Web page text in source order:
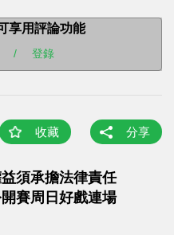
享用評論功能
/ 登錄
收藏 分享
須承擔法律責任
賽周日好戲連場